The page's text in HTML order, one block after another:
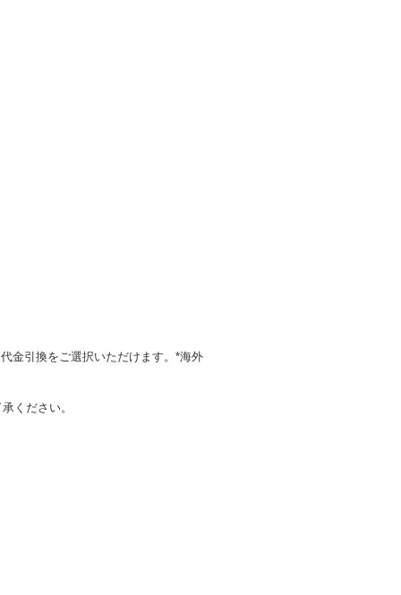
金引換をご選択いただけます。*海外
ください。